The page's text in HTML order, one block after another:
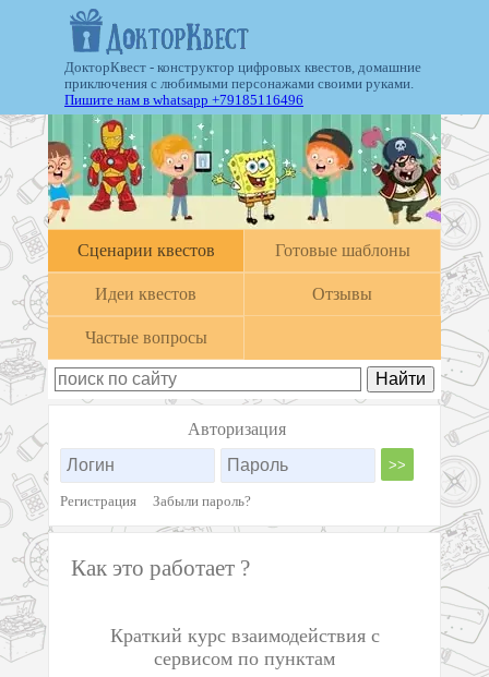
ДокторКвест - конструктор цифровых квестов, домашние
приключения с любимыми персонажами своими руками.
Пишите нам в whatsapp +79185116496
Cценарии квестов Готовые шаблоны
Идеи квестов Отзывы
Частые вопросы
Авторизация
Регистрация Забыли пароль?
Как это работает ?
Краткий курс взаимодействия с
сервисом по пунктам